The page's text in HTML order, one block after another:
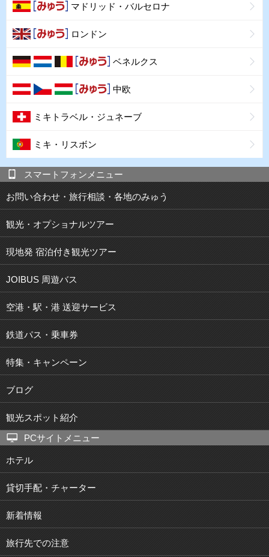
マドリッド・バルセロナ
ロンドン
ベネルクス
中欧
ミキトラベル・ジュネーブ
ミキ・リスボン
スマートフォンメニュー
お問い合わせ・旅行相談・各地のみゅう
観光・オプショナルツアー
現地発 宿泊付き観光ツアー
JOIBUS 周遊バス
空港・駅・港 送迎サービス
鉄道パス・乗車券
特集・キャンペーン
ブログ
観光スポット紹介
PCサイトメニュー
ホテル
貸切手配・チャーター
新着情報
旅行先での注意